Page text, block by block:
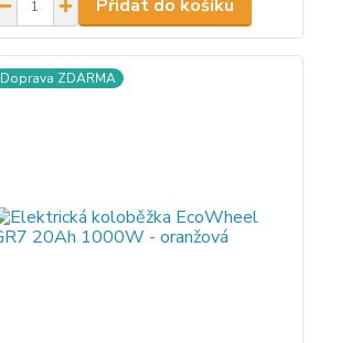
Přidat do košíku
Doprava ZDARMA